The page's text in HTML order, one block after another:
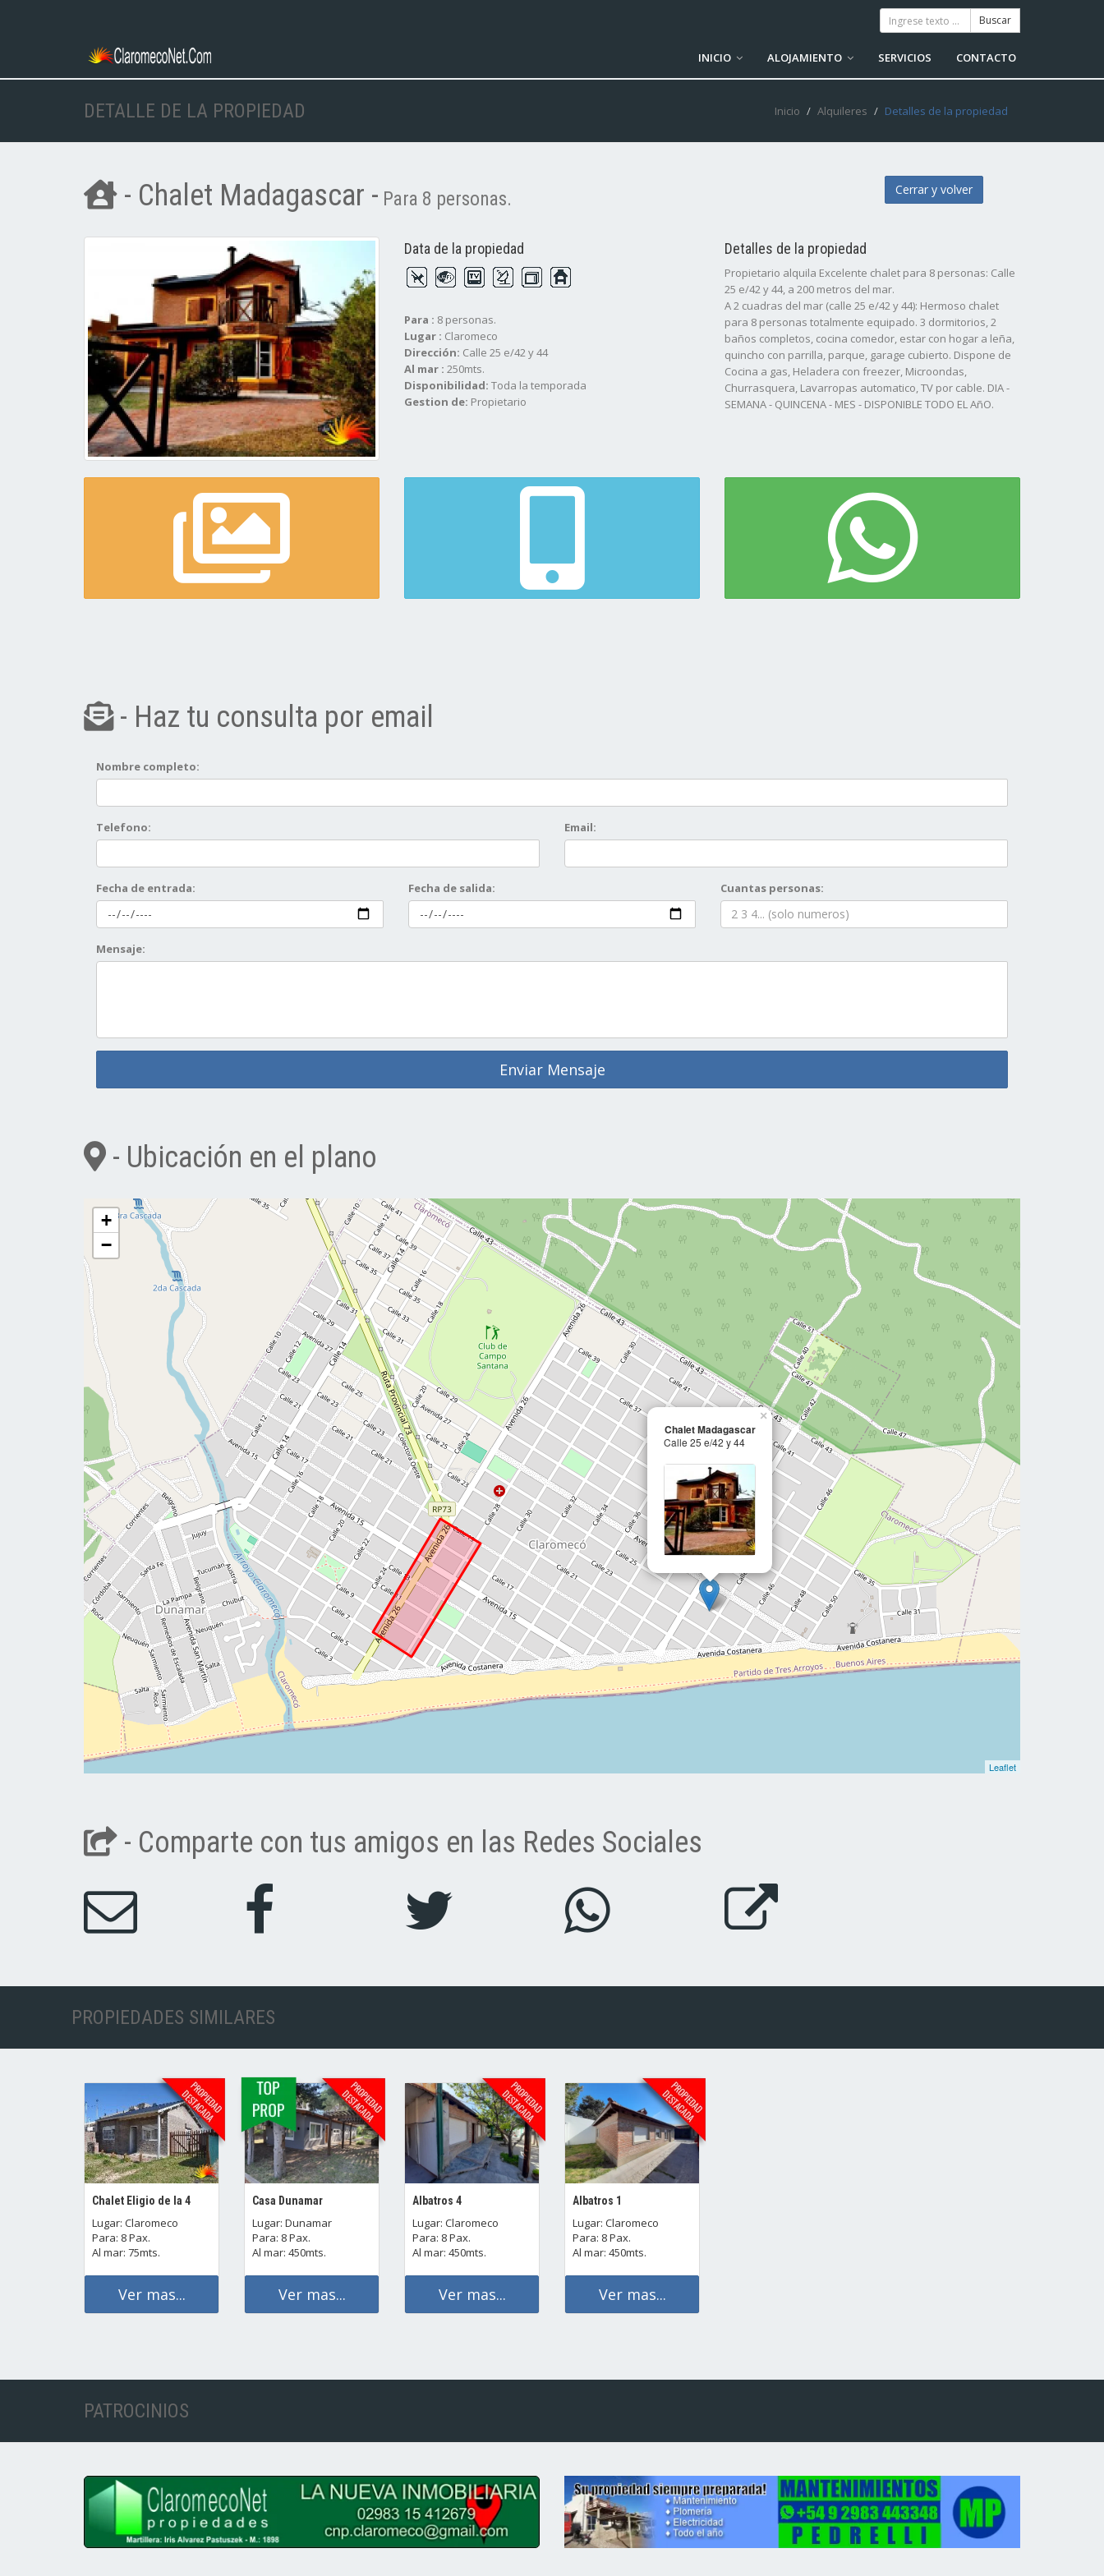
INICIO ALOJAMIENTO SERVICIOS CONTACTO
DETALLE DE LA PROPIEDAD Inicio Alquileres Detalles de la propiedad
- Chalet Madagascar - Para 8 personas. Cerrar y volver
Data de la propiedad
Para : 8 personas.
Lugar : Claromeco
Dirección: Calle 25 e/42 y 44
Al mar : 250mts.
Disponibilidad: Toda la temporada
Gestion de: Propietario
Detalles de la propiedad
Propietario alquila Excelente chalet para 8 personas: Calle
25 e/42 y 44, a 200 metros del mar.
A 2 cuadras del mar (calle 25 e/42 y 44): Hermoso chalet
para 8 personas totalmente equipado. 3 dormitorios, 2
baños completos, cocina comedor, estar con hogar a leña,
quincho con parrilla, parque, garage cubierto. Dispone de
Cocina a gas, Heladera con freezer, Microondas,
Churrasquera, Lavarropas automatico, TV por cable. DIA -
SEMANA - QUINCENA - MES - DISPONIBLE TODO EL AñO.
- Haz tu consulta por email
Nombre completo:
Telefono: Email:
Fecha de entrada: Fecha de salida: Cuantas personas:
Mensaje:
Enviar Mensaje
- Ubicación en el plano
Chalet Madagascar
Calle 25 e/42 y 44
×
+
−
Leaflet
- Comparte con tus amigos en las Redes Sociales
PROPIEDADES SIMILARES
Chalet Eligio de la 4
Lugar: Claromeco
Para: 8 Pax.
Al mar: 75mts.
Ver mas...
Casa Dunamar
Lugar: Dunamar
Para: 8 Pax.
Al mar: 450mts.
Ver mas...
Albatros 4
Lugar: Claromeco
Para: 8 Pax.
Al mar: 450mts.
Ver mas...
Albatros 1
Lugar: Claromeco
Para: 8 Pax.
Al mar: 450mts.
Ver mas...
PATROCINIOS